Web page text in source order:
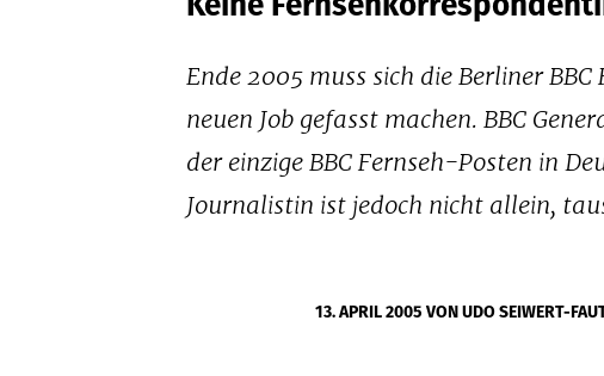
Ende 2005 muss sich die Berliner
neuen Job gefasst machen. BBC
der einzige BBC Fernseh-Posten in
Journalistin ist jedoch nicht allein,
13. APRIL 2005VON UDO SEIWERT-